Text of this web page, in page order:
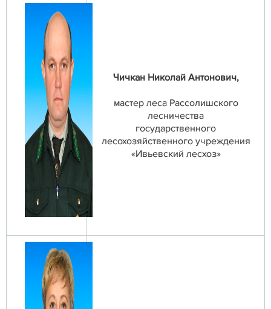
Чичкан Николай Антонович,
мастер леса Рассолишского
лесничества
государственного
лесохозяйственного учреждения
«Ивьевский лесхоз»